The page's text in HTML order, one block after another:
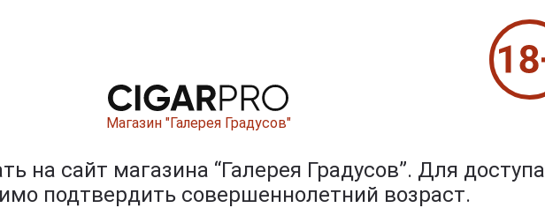
Магазин "Галерея Градусов"
на сайт магазина “Галерея Градусов”. Для доступа
подтвердить совершеннолетний возраст.